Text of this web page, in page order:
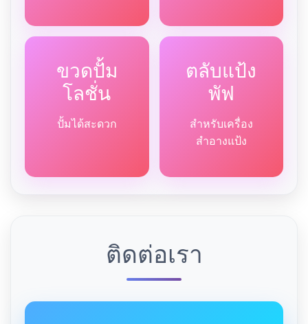
ขวดปั้ม
โลชั่น
ปั้มได้สะดวก
ตลับแป้ง
พัฟ
สำหรับเครื่อง
สำอางแป้ง
ติดต่อเรา